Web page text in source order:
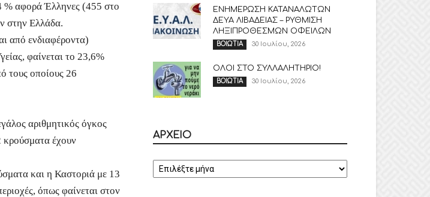
% αφορά Έλληνες (455 στο
στην Ελλάδα.
από ενδιαφέροντα)
φαίνεται το 23,6%
τους οποίους 26
αριθμητικός όγκος
έχουν
και η Καστοριά με 13
όπως φαίνεται στον
ΕΝΗΜΕΡΩΣΗ ΚΑΤΑΝΑΛΩΤΩΝ
ΔΕΥΑ ΛΙΒΑΔΕΙΑΣ – ΡΥΘΜΙΣΗ
ΛΗΞΙΠΡΟΘΕΣΜΩΝ ΟΦΕΙΛΩΝ
ΒΟΙΩΤΙΑ 30 Ιουλίου, 2026
ΟΛΟΙ ΣΤΟ ΣΥΛΛΑΛΗΤΗΡΙΟ!
ΒΟΙΩΤΙΑ 30 Ιουλίου, 2026
ΑΡΧΕΙΟ